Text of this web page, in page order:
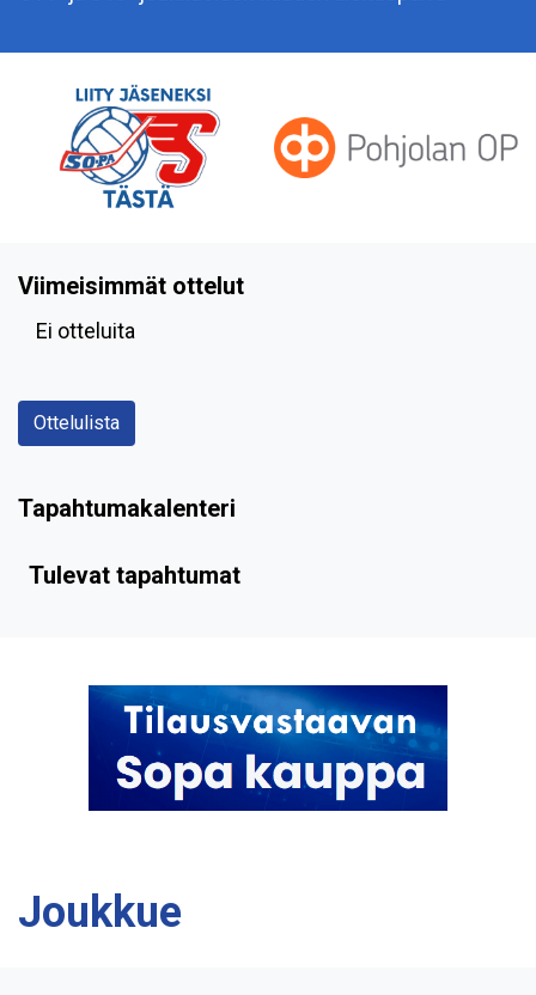
Viimeisimmät ottelut
Ei otteluita
Ottelulista
Tapahtumakalenteri
Tulevat tapahtumat
Joukkue